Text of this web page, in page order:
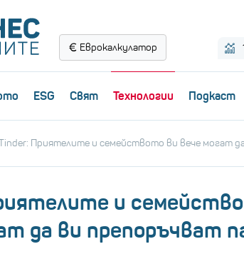
Еврокалкулатор
ESG Свят Технологии Пoдкаст
Приятелите и семейството ви вече могат
и
да ви препоръчват